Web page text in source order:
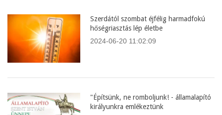
Szerdától szombat éjfélig harmadfokú
hőségriasztás lép életbe
2024-06-20 11:02:09
"Építsünk, ne romboljunk! - államalapító
királyunkra emlékeztünk